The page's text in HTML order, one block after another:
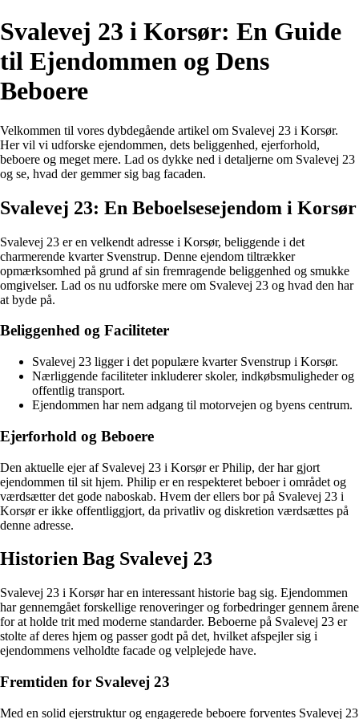
Svalevej 23 i Korsør: En Guide
til Ejendommen og Dens
Beboere
Velkommen til vores dybdegående artikel om Svalevej 23 i Korsør.
Her vil vi udforske ejendommen, dets beliggenhed, ejerforhold,
beboere og meget mere. Lad os dykke ned i detaljerne om Svalevej 23
og se, hvad der gemmer sig bag facaden.
Svalevej 23: En Beboelsesejendom i Korsør
Svalevej 23 er en velkendt adresse i Korsør, beliggende i det
charmerende kvarter Svenstrup. Denne ejendom tiltrækker
opmærksomhed på grund af sin fremragende beliggenhed og smukke
omgivelser. Lad os nu udforske mere om Svalevej 23 og hvad den har
at byde på.
Beliggenhed og Faciliteter
Svalevej 23 ligger i det populære kvarter Svenstrup i Korsør.
Nærliggende faciliteter inkluderer skoler, indkøbsmuligheder og
offentlig transport.
Ejendommen har nem adgang til motorvejen og byens centrum.
Ejerforhold og Beboere
Den aktuelle ejer af Svalevej 23 i Korsør er Philip, der har gjort
ejendommen til sit hjem. Philip er en respekteret beboer i området og
værdsætter det gode naboskab. Hvem der ellers bor på Svalevej 23 i
Korsør er ikke offentliggjort, da privatliv og diskretion værdsættes på
denne adresse.
Historien Bag Svalevej 23
Svalevej 23 i Korsør har en interessant historie bag sig. Ejendommen
har gennemgået forskellige renoveringer og forbedringer gennem årene
for at holde trit med moderne standarder. Beboerne på Svalevej 23 er
stolte af deres hjem og passer godt på det, hvilket afspejler sig i
ejendommens velholdte facade og velplejede have.
Fremtiden for Svalevej 23
Med en solid ejerstruktur og engagerede beboere forventes Svalevej 23